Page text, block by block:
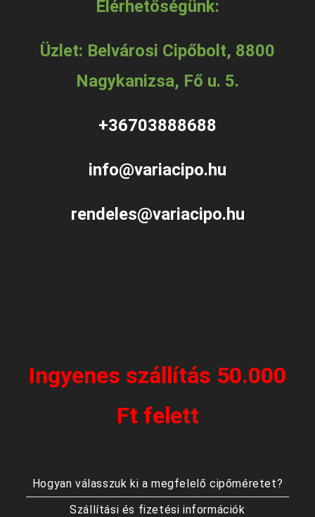
Elérhetőségünk:
Üzlet: Belvárosi Cipőbolt, 8800
Nagykanizsa, Fő u. 5.
+36703888688
info@variacipo.hu
rendeles@variacipo.hu
Ingyenes szállítás 50.000
Ft felett
Hogyan válasszuk ki a megfelelő cipőméretet?
Szállítási és fizetési információk